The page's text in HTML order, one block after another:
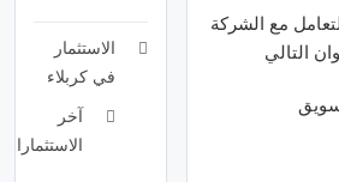
مع الشركة
التالي
الاستثمار
في كربلاء
آخر
الاستثمارات